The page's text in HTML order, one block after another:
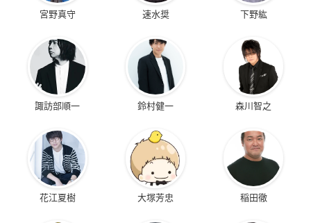
宮野真守 速水奨 下野紘
諏訪部順一 鈴村健一 森川智之
花江夏樹 大塚芳忠 稲田徹